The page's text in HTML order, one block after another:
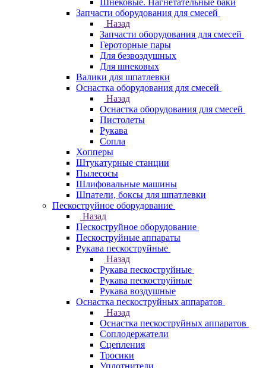
Шнековые. Нагнетательные баки
Запчасти оборудования для смесей
Назад
Запчасти оборудования для смесей
Героторные пары
Для безвоздушных
Для шнековых
Валики для шпатлевки
Оснастка оборудования для смесей
Назад
Оснастка оборудования для смесей
Пистолеты
Рукава
Сопла
Хопперы
Штукатурные станции
Пылесосы
Шлифовальные машины
Шпатели, боксы для шпатлевки
Пескоструйное оборудование
Назад
Пескоструйное оборудование
Пескоструйные аппараты
Рукава пескоструйные
Назад
Рукава пескоструйные
Рукава пескоструйные
Рукава воздушные
Оснастка пескоструйных аппаратов
Назад
Оснастка пескоструйных аппаратов
Соплодержатели
Сцепления
Тросики
Уплотнители